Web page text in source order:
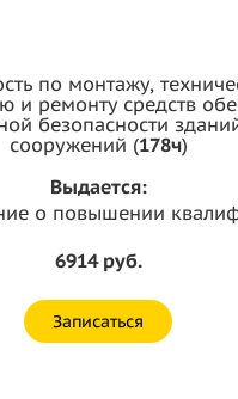
по монтажу,
и ремонту средств
безопасности
сооружений (178ч)
Выдается:
о повышении
6914 руб.
Записаться